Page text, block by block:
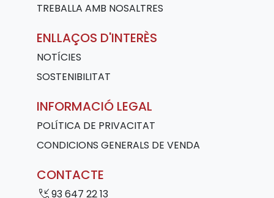
TREBALLA AMB NOSALTRES
ENLLAÇOS D'INTERÈS
NOTÍCIES
SOSTENIBILITAT
INFORMACIÓ LEGAL
POLÍTICA DE PRIVACITAT
CONDICIONS GENERALS DE VENDA
CONTACTE
phone_callback93 647 22 13